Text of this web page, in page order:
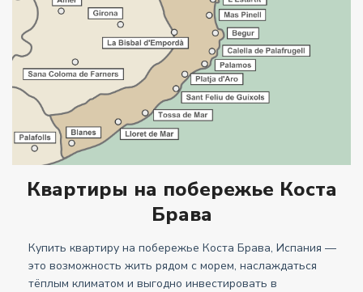
Квартиры на побережье Коста
Брава
Купить квартиру на побережье Коста Брава, Испания —
это возможность жить рядом с морем, наслаждаться
тёплым климатом и выгодно инвестировать в